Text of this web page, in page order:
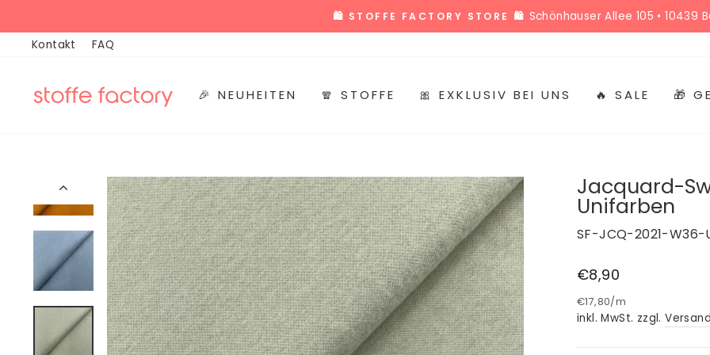
zum
Inhalt
Pause
🎉 STOFFMARKT HOLLAND TERMINKALENDER 🎉 Alle
Kontakt
FAQ
🎉 NEUHEITEN 🧣 STOFFE 🎀 EXKLUSIV BEI UNS 🔥 SALE 🎁
Jacquard-
Unifarben
SF-JCQ-2021-W36-
Normaler
€8,90
€17,80/m
inkl. MwSt. zzgl.